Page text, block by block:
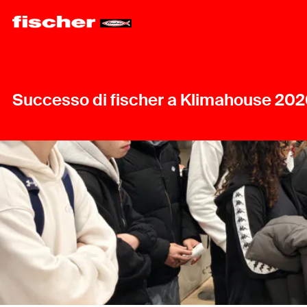
Successo di fischer a Klimahouse